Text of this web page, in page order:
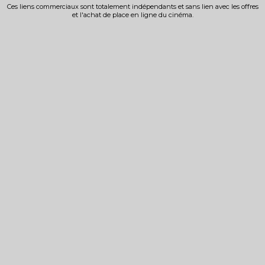
Ces liens commerciaux sont totalement indépendants et sans lien avec les offres
et l'achat de place en ligne du cinéma.